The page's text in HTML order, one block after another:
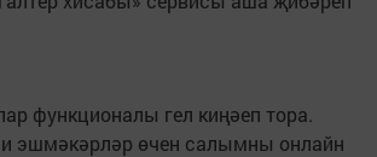
функционалы гел киңәеп тора.
эшмәкәрләр өчен салымны онлайн